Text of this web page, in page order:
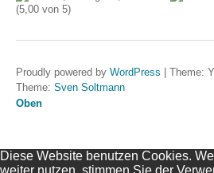
(5,00 von 5)
Proudly powered by WordPress Theme:
Theme: Sven Soltmann
Oben
Diese Website benutzen Cookies.
weiter nutzen, stimmen Sie der